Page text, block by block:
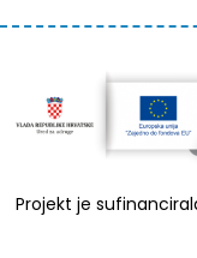
Projekt je